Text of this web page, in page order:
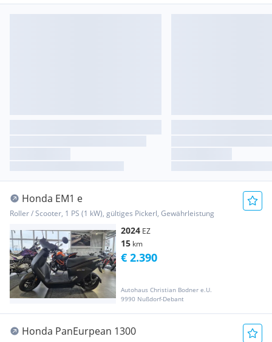
Honda EM1 e
Roller / Scooter, 1 PS (1 kW), gültiges Pickerl, Gewährleistung
2024 EZ
15 km
Autohaus Christian Bodner e.U.
9990 Nußdorf-Debant
€ 2.390
Honda PanEurpean 1300